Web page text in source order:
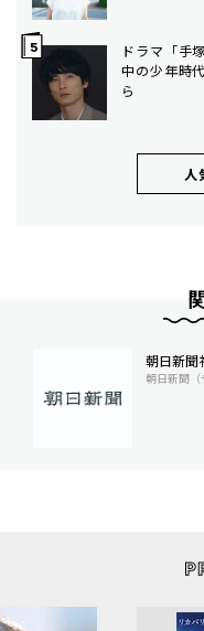
ドラマ「手
中の少年時
ら
人
朝日新聞
朝日新聞（